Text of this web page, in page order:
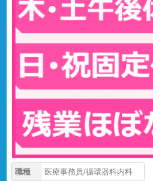
職種 医療事務員/循環器科内科